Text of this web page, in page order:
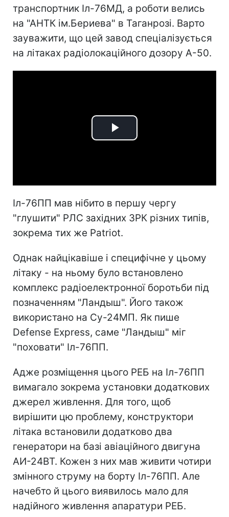
транспортник Іл-76МД, а роботи велись
на "АНТК ім.Бериева" в Таганрозі. Варто
зауважити, що цей завод спеціалізується
на літаках радіолокаційного дозору А-50.
Play
Іл-76ПП мав нібито в першу чергу
"глушити" РЛС західних ЗРК різних типів,
зокрема тих же Patriot.
Однак найцікавіше і специфічне у цьому
літаку - на ньому було встановлено
комплекс радіоелектронної боротьби під
позначенням "Ландыш". Його також
використано на Су-24МП. Як пише
Defense Express, саме "Ландыш" міг
"поховати" Іл-76ПП.
Адже розміщення цього РЕБ на Іл-76ПП
вимагало зокрема установки додаткових
джерел живлення. Для того, щоб
вирішити цю проблему, конструктори
літака встановили додатково два
генератори на базі авіаційного двигуна
АИ-24ВТ. Кожен з них мав живити чотири
змінного струму на борту Іл-76ПП. Але
начебто й цього виявилось мало для
надійного живлення апаратури РЕБ.